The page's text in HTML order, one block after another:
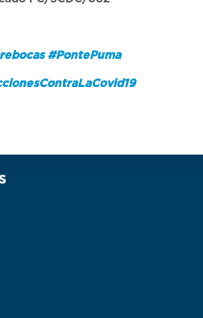
#PontePuma